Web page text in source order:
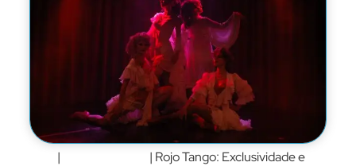
| | Rojo Tango: Exclusividade e